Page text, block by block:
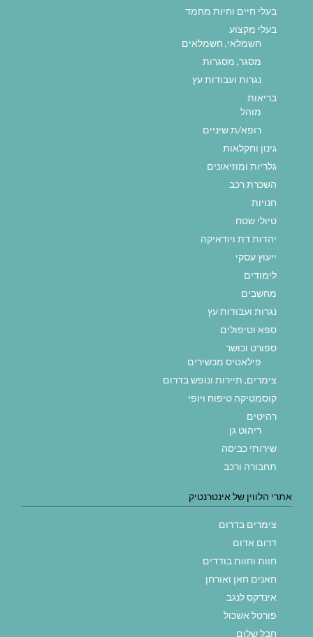
בעלי חיים וחיות מחמד
בעלי מקצוע
חשמלאי, חשמלאים
מסגר, מסגרות
נגרות ועבודות עץ
בריאות
מוהל
רופא/ת שיניים
גינון וחקלאות
גלריות ומוזיאונים
השכרת רכב
חנויות
טיולי שטח
יהדות דת ויודאיקה
ייעוץ עסקי
לימודים
מחשבים
נגרות ועבודות עץ
ספא וטיפולים
ספורט וכושר
פילאטיס מכשירים
צימרים, תיירות ונופש בדרום
קוסמטיקה טיפוח ויופי
רהיטים
ריהוט גן
שירותי כביסה
תחבורה ורכב
אתרי הלווין של אינטרנטיק
צימרים בדרום
דרום אדום
חוות וחוות בודדים
חאנים חאן ואורחן
אינדקס לנגב
פורטל אשכול
חבל שלום